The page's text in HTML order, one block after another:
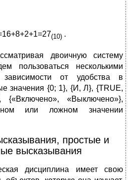
(10) .
двоичную систему
пользоваться несколькими
от удобства в
значения {0; 1}, {И, Л}, {TRUE,
«Выключено»},
или ложном значении
простые и
высказывания
дисциплина имеет свою